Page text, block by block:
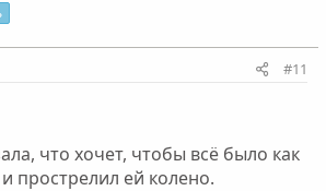
#11
что хочет, чтобы всё было как
прострелил ей колено.